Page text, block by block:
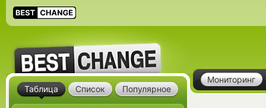
Мониторинг
Таблица Список Популярное